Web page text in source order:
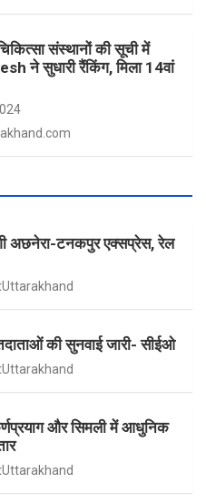
संस्थानों की सूची में
ने सुधारी रैंकिंग, मिला 14वां
अछनेरा-टनकपुर एक्सप्रेस, रेल
की सुनवाई जारी- सीईओ
और सिमली में आधुनिक